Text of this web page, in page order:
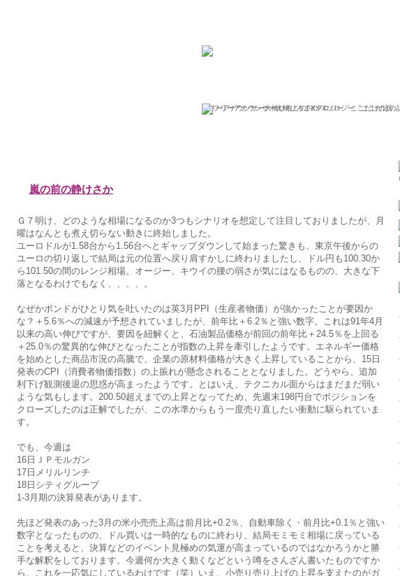
ひろこの“ボラタイル”な日々
フリーアナウンサー大橋ひろこのFXソロジー「ここだけの話」
嵐の前の静けさか
Ｇ７明け、どのような相場になるのか3つもシナリオを想定して注目しておりましたが、月
曜はなんとも煮え切らない動きに終始しました。
ユーロドルが1.58台から1.56台へとギャップダウンして始まった驚きも、東京午後からの
ユーロの切り返しで結局は元の位置へ戻り肩すかしに終わりましたし、ドル円も100.30か
ら101.50の間のレンジ相場。オージー、キウイの腰の弱さが気にはなるものの、大きな下
落となるわけでもなく、、、、。
なぜかポンドがひとり気を吐いたのは英3月PPI（生産者物価）が強かったことが要因か
な？＋5.6％への減速が予想されていましたが、前年比＋6.2％と強い数字。これは91年4月
以来の高い伸びですが、要因を紐解くと、石油製品価格が前回の前年比＋24.5％を上回る
＋25.0％の驚異的な伸びとなったことが指数の上昇を牽引したようです。エネルギー価格
を始めとした商品市況の高騰で、企業の原材料価格が大きく上昇していることから、15日
発表のCPI（消費者物価指数）の上振れが懸念されることとなりました。どうやら、追加
利下げ観測後退の思惑が高まったようです。とはいえ、テクニカル面からはまだまだ弱い
ような気もします。200.50超えまでの上昇となってため、先週末198円台でポジションを
クローズしたのは正解でしたが、この水準からもう一度売り直したい衝動に駆られていま
す。
でも、今週は
16日ＪＰモルガン
17日メリルリンチ
18日シティグループ
1-3月期の決算発表があります。
先ほど発表のあった3月の米小売売上高は前月比+0.2％、自動車除く・前月比+0.1％と強い
数字となったものの、ドル買いは一時的なものに終わり、結局モミモミ相場に戻っている
ことを考えると、決算などのイベント見極めの気運が高まっているのではなかろうかと勝
手な解釈をしております。今週何か大きく動くなどという噂をさんざん書いたものですか
ら、これを一応気にしているわけです（笑）いえ、小売り売り上げの上昇を支えたのがガ